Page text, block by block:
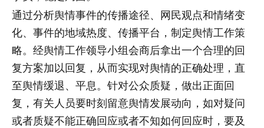
通过分析舆情事件的传播途径、网民观点和情绪变
化、事件的地域热度、传播平台，制定舆情工作策
略。经舆情工作领导小组会商后拿出一个合理的回
复方案加以回复，从而实现对舆情的正确处理，直
至舆情缓退、平息。针对公众质疑，做出正面回
复，有关人员要时刻留意舆情发展动向，如对疑问
或者质疑不能正确回应或者不知如何回应时，要及